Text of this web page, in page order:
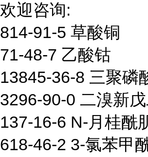
欢迎咨询:
814-91-5 草酸铜
71-48-7 乙酸钴
13845-36-8 三聚磷
3296-90-0 二溴新
137-16-6 N-月桂酰
618-46-2 3-氯苯甲